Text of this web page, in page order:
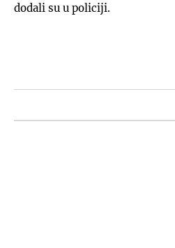
dodali su u policiji.